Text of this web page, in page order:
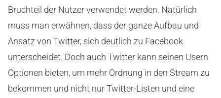
Bruchteil der Nutzer verwendet werden. Natürlich
muss man erwähnen, dass der ganze Aufbau und
Ansatz von Twitter, sich deutlich zu Facebook
unterscheidet. Doch auch Twitter kann seinen Usern
Optionen bieten, um mehr Ordnung in den Stream zu
bekommen und nicht nur Twitter-Listen und eine